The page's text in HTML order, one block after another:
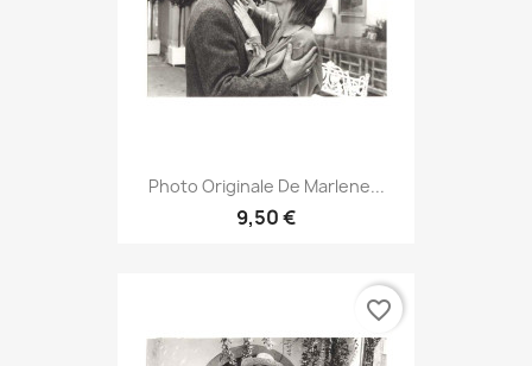
Photo Originale De Marlene...
9,50 €
favorite_border